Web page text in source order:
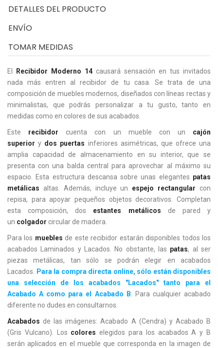
DETALLES DEL PRODUCTO
ENVÍO
TOMAR MEDIDAS
El Recibidor Moderno 14 causará sensación en tus invitados
nada más entren al recibidor de tu casa. Se trata de una
composición de muebles modernos, diseñados con líneas rectas y
minimalistas, que podrás personalizar a tu gusto, tanto en
medidas como en colores de sus acabados.
Este recibidor cuenta con un mueble con un cajón
superior y dos puertas inferiores asimétricas, que ofrece una
amplia capacidad de almacenamiento en su interior, que se
presenta con una balda central para aprovechar al máximo su
espacio. Esta estructura descansa sobre unas elegantes patas
metálicas altas. Además, incluye un espejo rectangular con
repisa, para apoyar pequeños objetos decorativos. Completan
esta composición, dos estantes metálicos de pared y
un colgador circular de madera.
Para los muebles de este recibidor estarán disponibles todos los
acabados Laminados y Lacados. No obstante, las patas, al ser
piezas metálicas, tan sólo se podrán elegir en acabados
Lacados.
Para la compra directa online, sólo están disponibles
una selección de los acabados "Lacados" tanto para el
Acabado A como para el Acabado B . Para cualquier acabado
diferente no dudes en consultarnos.
Acabados de las imágenes: Acabado A (Cendra) y Acabado B
(Gris Vulcano). Los colores elegidos para los acabados A y B
serán aplicados en el mueble que corresponda en la imagen de